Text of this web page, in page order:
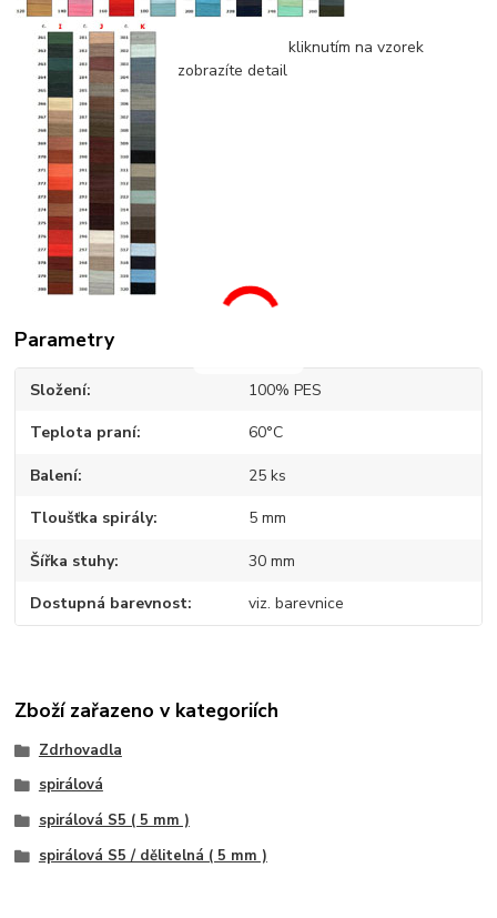
kliknutím na vzorek
zobrazíte detail
Parametry
Složení 100% PES
Teplota praní 60°C
Balení 25 ks
Tloušťka spirály 5 mm
Šířka stuhy 30 mm
Dostupná barevnost viz. barevnice
Zboží zařazeno v kategoriích
Zdrhovadla
spirálová
spirálová S5 ( 5 mm )
spirálová S5 / dělitelná ( 5 mm )